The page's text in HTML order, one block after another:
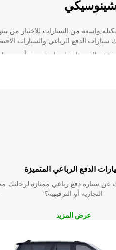
واسعة من السيارات للاختيار من
سيارات الدفع الرباعي والسيارات
عملاء ممتازة لضمان تجربة تأجير
الدفع الرباعي المتميزة
عن سيارة دفع رباعي ممتازة لرحلتك
التجارية أو الترفيهية؟
عرض المزيد